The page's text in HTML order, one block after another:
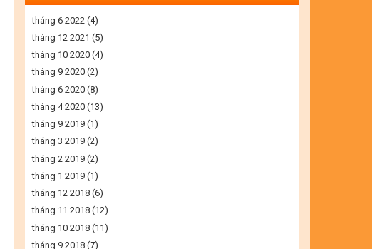
tháng 6 2022 (4)
tháng 12 2021 (5)
tháng 10 2020 (4)
tháng 9 2020 (2)
tháng 6 2020 (8)
tháng 4 2020 (13)
tháng 9 2019 (1)
tháng 3 2019 (2)
tháng 2 2019 (2)
tháng 1 2019 (1)
tháng 12 2018 (6)
tháng 11 2018 (12)
tháng 10 2018 (11)
tháng 9 2018 (7)